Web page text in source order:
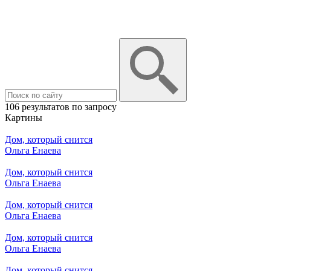
106 результатов по запросу
Картины
Дом, который снится
Ольга Енаева
Дом, который снится
Ольга Енаева
Дом, который снится
Ольга Енаева
Дом, который снится
Ольга Енаева